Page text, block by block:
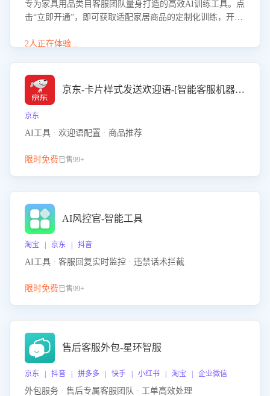
专为家具用品类目客服团队量身打造的高效AI训练工具。点
击“立即开通”，即可获取适配家居商品的定制化训练，开启
能、尺寸参数咨询等高频场景下的专业应对能力。
2人正在体验...
京东-卡片样式发送欢迎语-[智能客服机器人]
京东
AI工具 · 欢迎语配置 · 商品推荐
限时免费已售99+
AI风控官-智能工具
淘宝 | 京东 | 抖音
AI工具 · 客服回复实时监控 · 违禁话术拦截
限时免费已售99+
售后客服外包-星环智服
京东 | 抖音 | 拼多多 | 快手 | 小红书 | 淘宝 | 企业微信
外包服务 · 售后专属客服团队 · 工单高效处理